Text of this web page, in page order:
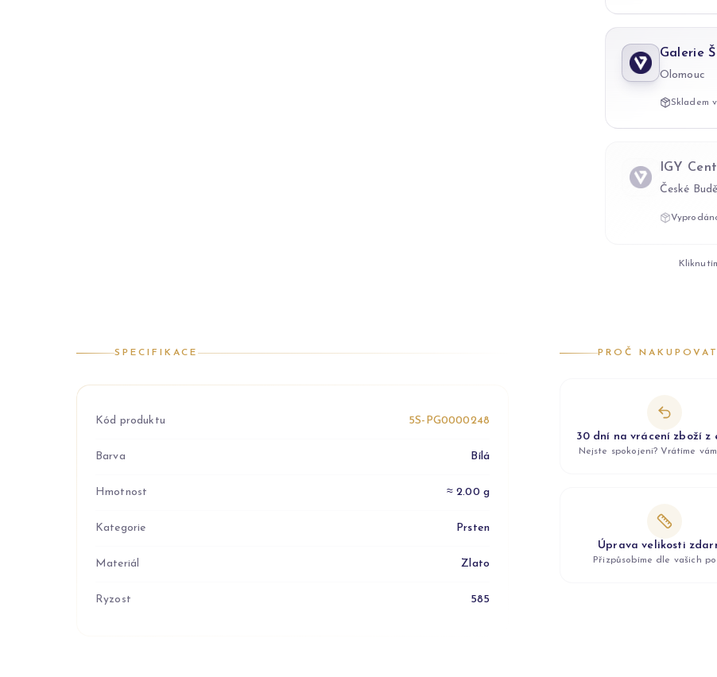
Galerie
Olomouc
Skladem
IGY
České
SPECIFIKACE
Kód produktu 5S-PG0000248
Barva Bílá
Hmotnost ≈ 2.00 g
Kategorie Prsten
Materiál Zlato
Ryzost 585
PROČ
30 dní na vrácení zboží z
Nejste spokojeni? Vrátíme
Úprava velikosti
Přizpůsobíme dle vašich